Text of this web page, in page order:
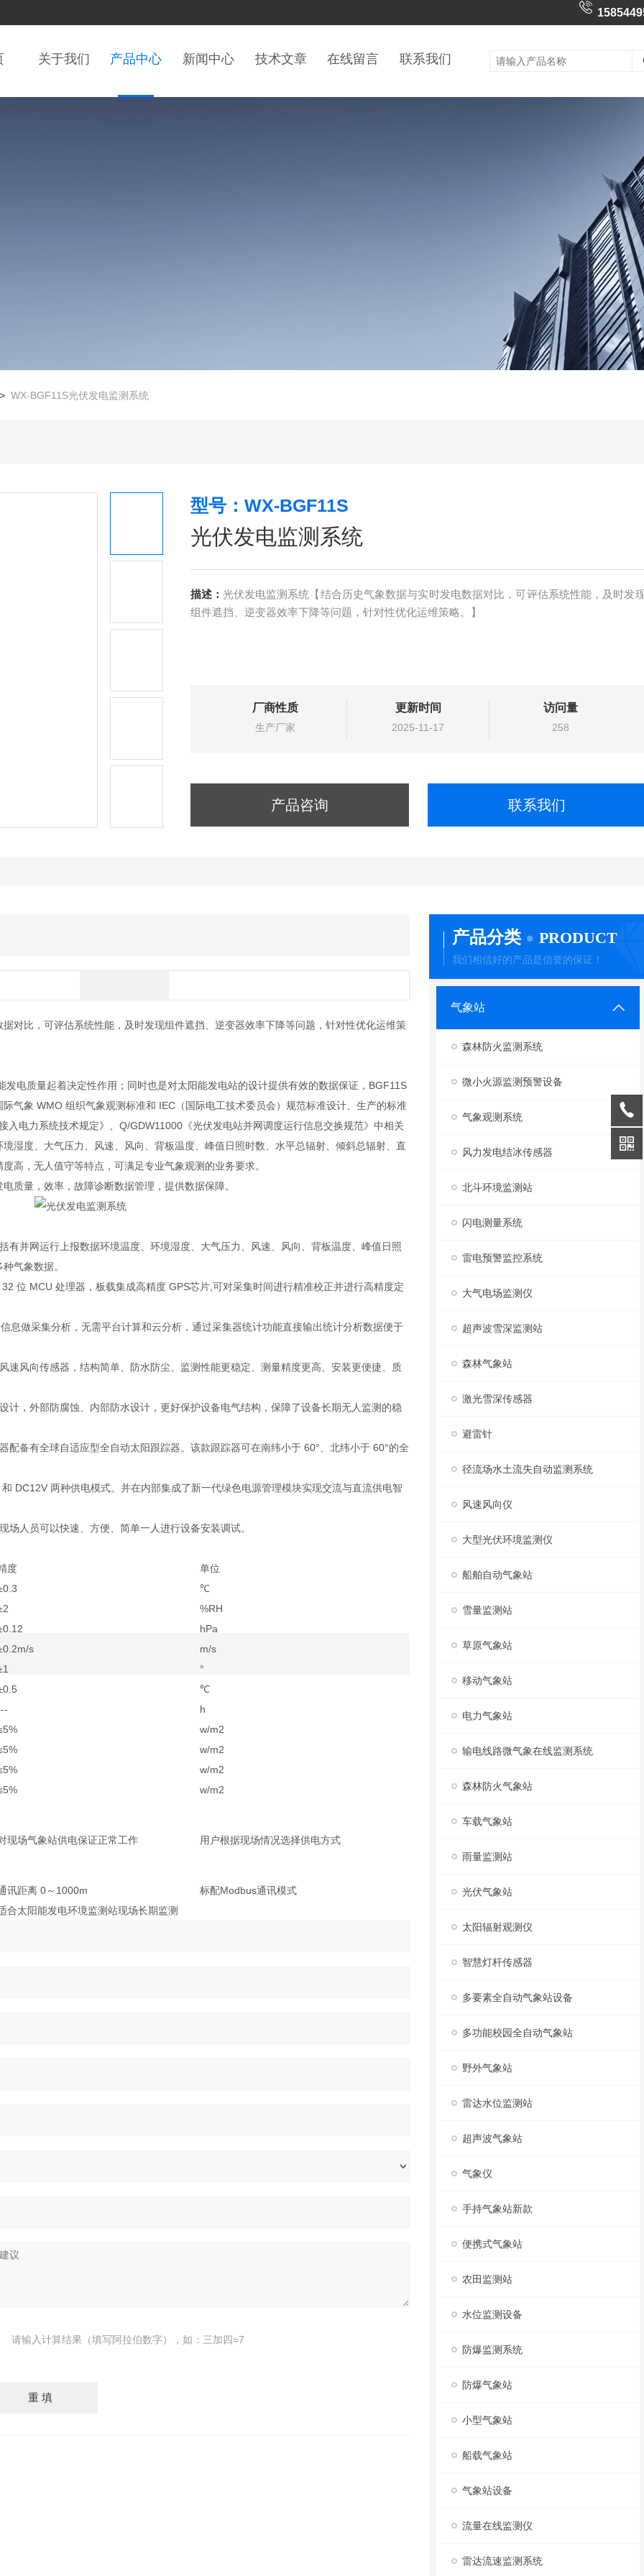
关于我们 产品中心 新闻中心 技术文章 在线留言 联系我们
WX-BGF11S光伏发电监测系统
型号：WX-BGF11S
光伏发电监测系统
描述： 光伏发电监测系统【结合历史气象数据与实时发电数据对比，可评估系统性能，及时发
组件遮挡、逆变器效率下降等问题，针对性优化运维策略。】
厂商性质
生产厂家
更新时间
2025-11-17
访问量
258
产品咨询 联系我们
对比，可评估系统性能，及时发现组件遮挡、逆变器效率下降等问题，针对性优化运维策
质量起着决定性作用；同时也是对太阳能发电站的设计提供有效的数据保证，BGF11S
气象 WMO 组织气象观测标准和 IEC（国际电工技术委员会）规范标准设计、生产的标准
电力系统技术规定》、Q/GDW11000《光伏发电站并网调度运行信息交换规范》中相关
湿度、大气压力、风速、风向、背板温度、峰值日照时数、水平总辐射、倾斜总辐射、直
高，无人值守等特点，可满足专业气象观测的业务要求。
量，效率，故障诊断数据管理，提供数据保障。
网运行上报数据环境温度、环境湿度、大气压力、风速、风向、背板温度、峰值日照
气象数据。
MCU 处理器，板载集成高精度 GPS芯片,可对采集时间进行精准校正并进行高精度定
做采集分析，无需平台计算和云分析，通过采集器统计功能直接输出统计分析数据便于
向传感器，结构简单、防水防尘、监测性能更稳定、测量精度更高、安装更便捷、质
外部防腐蚀、内部防水设计，更好保护设备电气结构，保障了设备长期无人监测的稳
有全球自适应型全自动太阳跟踪器。该款跟踪器可在南纬小于 60°、北纬小于 60°的全
两种供电模式。并在内部集成了新一代绿色电源管理模块实现交流与直流供电智
员可以快速、方便、简单一人进行设备安装调试。
度
单位
℃
%RH
hPa
s
m/s
°
℃
h
w/m2
w/m2
w/m2
w/m2
现场气象站供电保证正常工作 用户根据现场情况选择供电方式
讯距离 0～1000m
标配Modbus通讯模式
合太阳能发电环境监测站现场长期监测
请输入计算结果（填写阿拉伯数字），如：三加四=7
产品分类 PRODUCT
我们相信好的产品是信誉的保证！
气象站
森林防火监测系统
微小火源监测预警设备
气象观测系统
风力发电结冰传感器
北斗环境监测站
闪电测量系统
雷电预警监控系统
大气电场监测仪
超声波雪深监测站
森林气象站
激光雪深传感器
避雷针
径流场水土流失自动监测系统
风速风向仪
大型光伏环境监测仪
船舶自动气象站
雪量监测站
草原气象站
移动气象站
电力气象站
输电线路微气象在线监测系统
森林防火气象站
车载气象站
雨量监测站
光伏气象站
太阳辐射观测仪
智慧灯杆传感器
多要素全自动气象站设备
多功能校园全自动气象站
野外气象站
雷达水位监测站
超声波气象站
气象仪
手持气象站新款
便携式气象站
农田监测站
水位监测设备
防爆监测系统
防爆气象站
小型气象站
船载气象站
气象站设备
流量在线监测仪
雷达流速监测系统